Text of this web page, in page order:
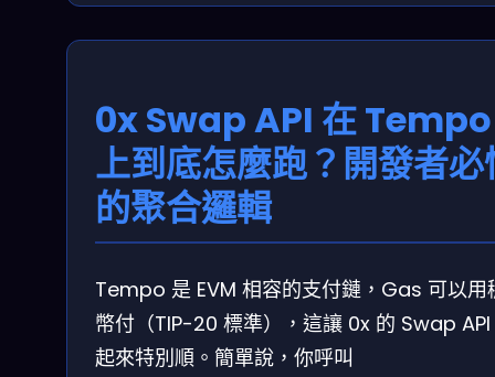
0x Swap API 在 Tempo
上到底怎麼跑？開發者必
的聚合邏輯
Tempo 是 EVM 相容的支付鏈，Gas 可以用
幣付（TIP-20 標準），這讓 0x 的 Swap
起來特別順。簡單說，你呼叫